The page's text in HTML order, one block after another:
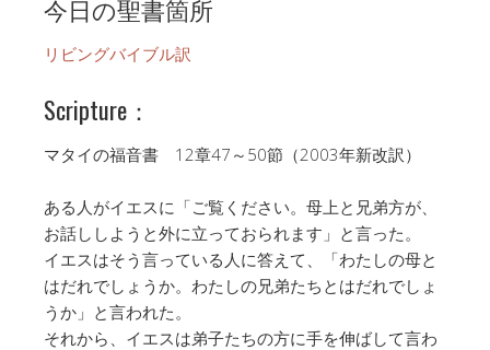
今日の聖書箇所
リビングバイブル訳
Scripture：
マタイの福音書 12章47～50節（2003年新改訳）
ある人がイエスに「ご覧ください。母上と兄弟方が、
お話ししようと外に立っておられます」と言った。
イエスはそう言っている人に答えて、「わたしの母と
はだれでしょうか。わたしの兄弟たちとはだれでしょ
うか」と言われた。
それから、イエスは弟子たちの方に手を伸ばして言わ